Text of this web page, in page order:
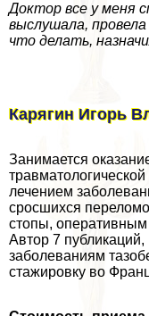
Доктор все у меня
выслушала,
что делать,
Карягин Игорь
Занимается
лечением
сросшихся
стопы, оперативным
Автор 7
заболеваниям
стажировку во